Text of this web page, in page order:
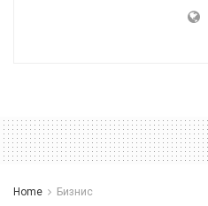
Home Бизнис